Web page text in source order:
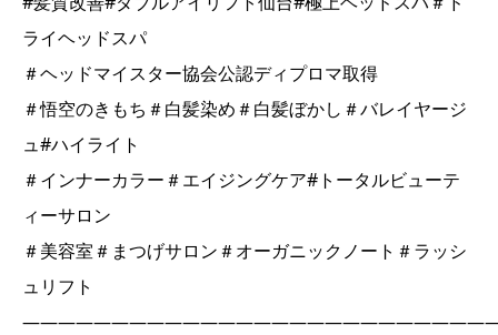
ライヘッドスパ
＃ヘッドマイスター協会公認ディプロマ取得
＃悟空のきもち＃白髪染め＃白髪ぼかし＃バレイヤージ
ュ#ハイライト
＃インナーカラー＃エイジングケア#トータルビューテ
ィーサロン
＃美容室＃まつげサロン＃オーガニックノート＃ラッシ
ュリフト